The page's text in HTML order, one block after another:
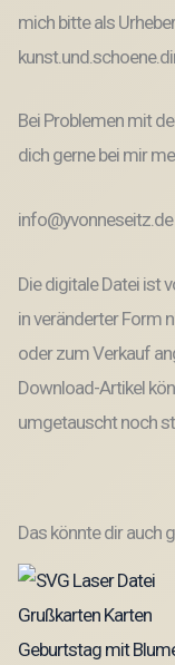
mich bitte als
Bei Problemen mit
dich gerne bei mir
info@yvonneseitz.de
Die digitale Datei ist
in veränderter Form
oder zum Verkauf
Download-Artikel
umgetauscht noch
Das könnte dir auch